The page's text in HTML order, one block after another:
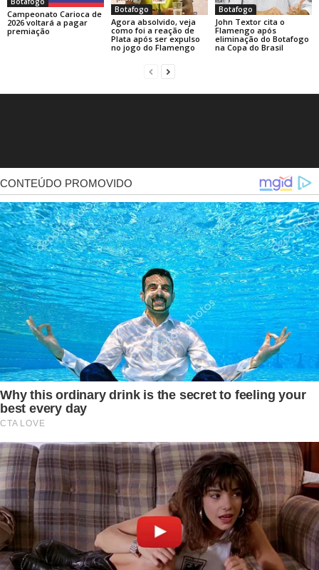
Campeonato Carioca de
2026 voltará a pagar
premiação
Botafogo
Agora absolvido, veja
como foi a reação de
Plata após ser expulso
no jogo do Flamengo
Botafogo
John Textor cita o
Flamengo após
eliminação do Botafogo
na Copa do Brasil